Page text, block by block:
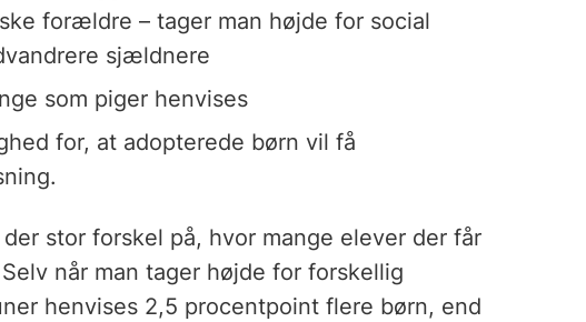
forældre – tager man højde for social
sjældnere
som piger henvises
for, at adopterede børn vil få
stor forskel på, hvor mange elever der får
når man tager højde for forskellig
henvises 2,5 procentpoint flere børn, end